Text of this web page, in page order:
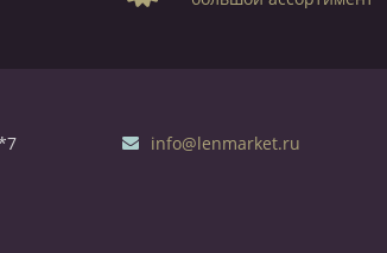
info@lenmarket.ru